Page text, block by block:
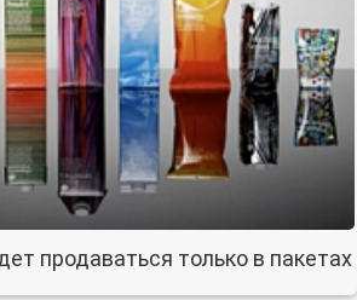
продаваться только в пакетах